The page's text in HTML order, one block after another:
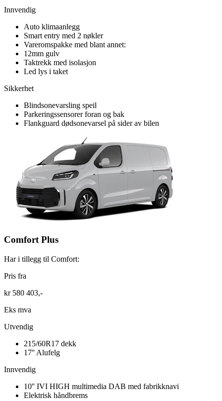
Innvendig
Auto klimaanlegg
Smart entry med 2 nøkler
Vareromspakke med blant annet:
12mm gulv
Taktrekk med isolasjon
Led lys i taket
Sikkerhet
Blindsonevarsling speil
Parkeringssensorer foran og bak
Flankguard dødsonevarsel på sider av bilen
Comfort Plus
Har i tillegg til Comfort:
Pris fra
kr 580 403,-
Eks mva
Utvendig
215/60R17 dekk
17'' Alufelg
Innvendig
10'' IVI HIGH multimedia DAB med fabrikknavi
Elektrisk håndbrems